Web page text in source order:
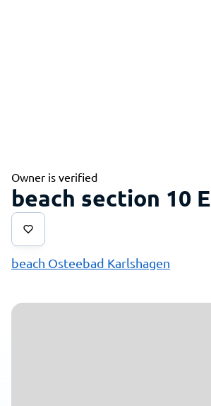
Owner is verified
beach section 10 E
beach Osteebad Karlshagen